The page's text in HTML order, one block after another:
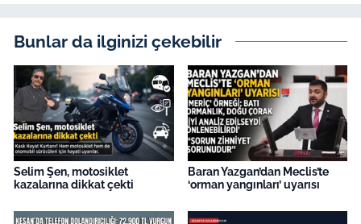
Bunlar da ilginizi çekebilir
Selim Şen, motosiklet
kazalarına dikkat çekti
Baran Yazgan’dan Meclis’te
‘orman yangınları’ uyarısı
Bilim Teknoloji
English News
Canlı Maç